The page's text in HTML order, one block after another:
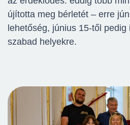
újította meg bérletét – erre
lehetőség, június 15-től
szabad helyekre.